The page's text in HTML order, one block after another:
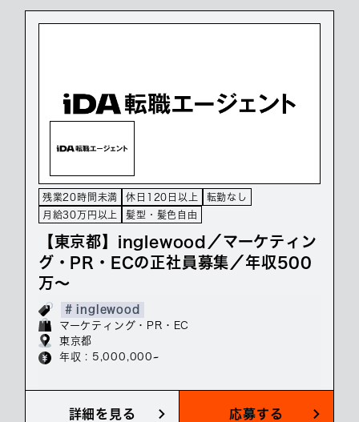
残業20時間未満 休日120日以上
転勤なし
月給30万円以上
髪型・髪色自由
【東京都】inglewood／マーケティン
グ・PR・ECの正社員募集／年収500
万～
# inglewood
マーケティング・PR・EC
東京都
年収 : 5,000,000~
詳細を見る 応募する